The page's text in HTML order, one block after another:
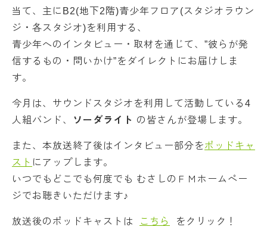
当て、主にB2(地下2階)青少年フロア(スタジオラウン
ジ・各スタジオ)を利用する、
青少年へのインタビュー・取材を通じて、”彼らが発
信するもの・問いかけ”をダイレクトにお届けしま
す。
今月は、サウンドスタジオを利用して活動している4
人組バンド、
ソーダライト の皆さんが登場します。
また、本放送終了後はインタビュー部分をポッドキャ
スト にアップします。
いつでもどこでも何度でも むさしのＦＭホームペー
ジでお聴きいただけます♪
放送後のポッドキャストは こちら をクリック！